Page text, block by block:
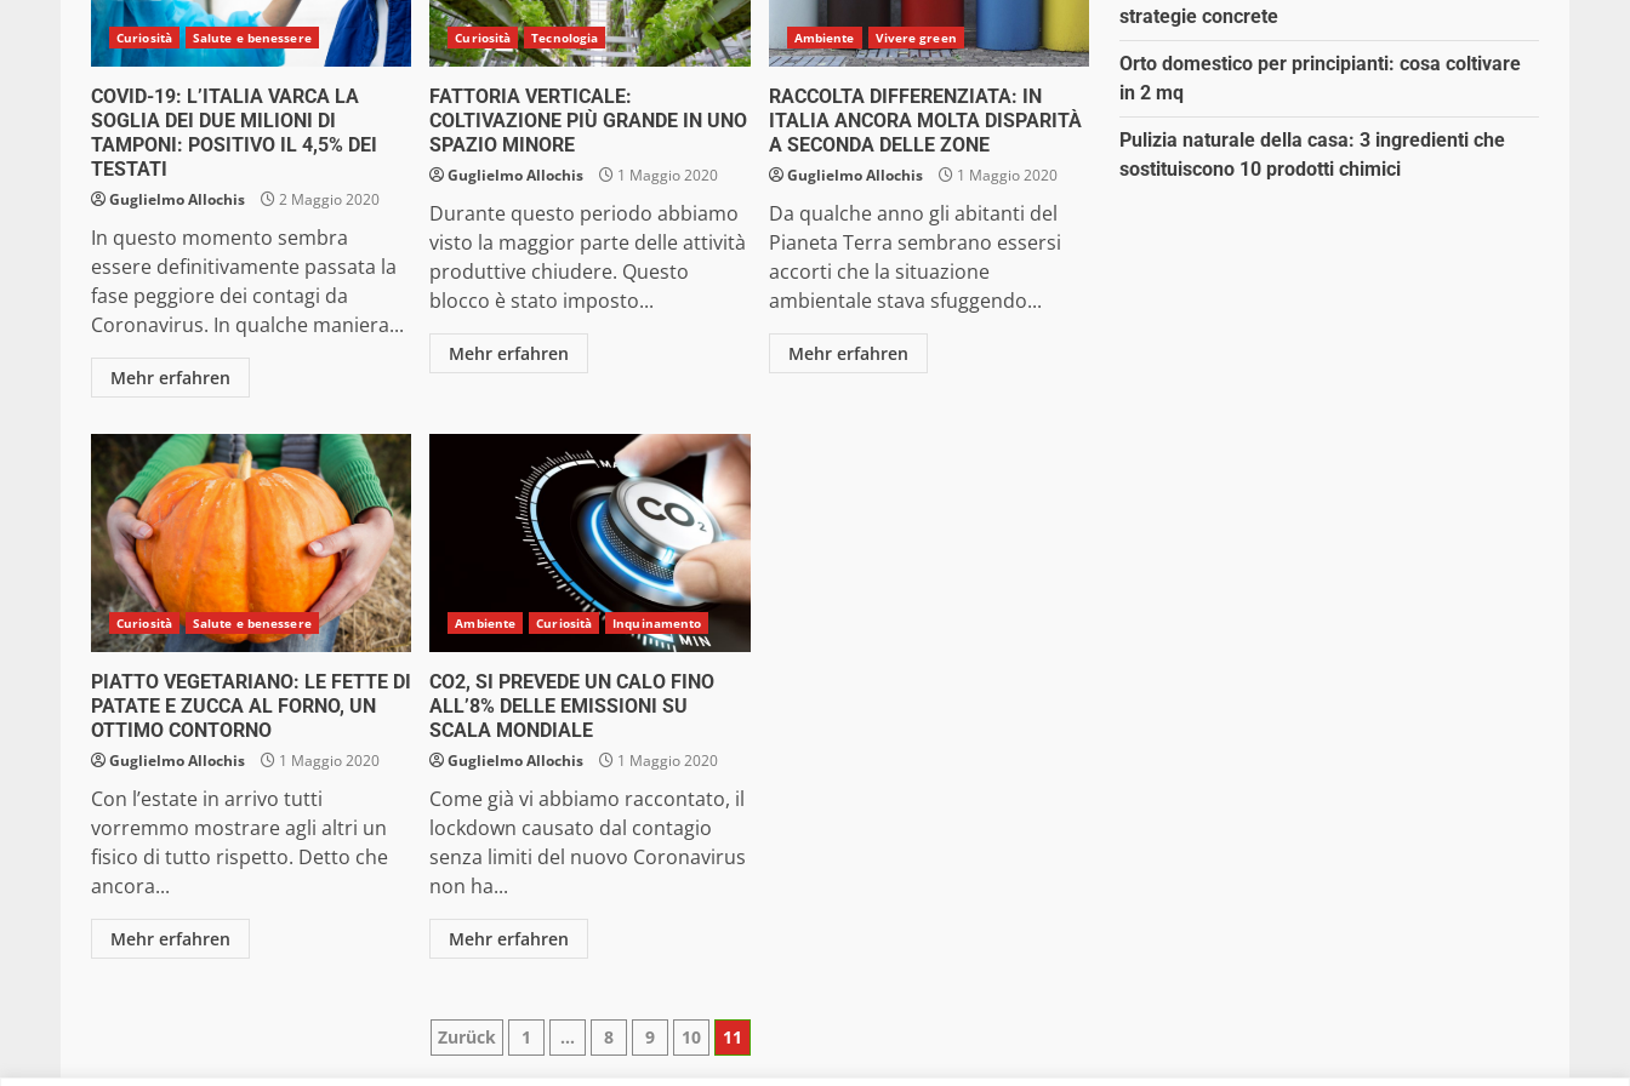
Curiosità Salute e benessere
COVID-19: L’ITALIA VARCA LA
SOGLIA DEI DUE MILIONI DI
TAMPONI: POSITIVO IL 4,5% DEI
TESTATI
Guglielmo Allochis 2 Maggio 2020
In questo momento sembra
essere definitivamente passata la
fase peggiore dei contagi da
Coronavirus. In qualche maniera...
Mehr erfahren
Curiosità Tecnologia
FATTORIA VERTICALE:
COLTIVAZIONE PIÙ GRANDE IN UNO
SPAZIO MINORE
Guglielmo Allochis 1 Maggio 2020
Durante questo periodo abbiamo
visto la maggior parte delle attività
produttive chiudere. Questo
blocco è stato imposto...
Mehr erfahren
Ambiente Vivere green
RACCOLTA DIFFERENZIATA: IN
ITALIA ANCORA MOLTA DISPARITÀ
A SECONDA DELLE ZONE
Guglielmo Allochis 1 Maggio 2020
Da qualche anno gli abitanti del
Pianeta Terra sembrano essersi
accorti che la situazione
ambientale stava sfuggendo...
Mehr erfahren
Curiosità Salute e benessere
PIATTO VEGETARIANO: LE FETTE DI
PATATE E ZUCCA AL FORNO, UN
OTTIMO CONTORNO
Guglielmo Allochis 1 Maggio 2020
Con l’estate in arrivo tutti
vorremmo mostrare agli altri un
fisico di tutto rispetto. Detto che
ancora...
Mehr erfahren
Ambiente Curiosità Inquinamento
CO2, SI PREVEDE UN CALO FINO
ALL’8% DELLE EMISSIONI SU
SCALA MONDIALE
Guglielmo Allochis 1 Maggio 2020
Come già vi abbiamo raccontato, il
lockdown causato dal contagio
senza limiti del nuovo Coronavirus
non ha...
Mehr erfahren
Paginazione
Zurück 1 … 8 9 10 11
strategie concrete
Orto domestico per principianti: cosa coltivare
in 2 mq
Pulizia naturale della casa: 3 ingredienti che
sostituiscono 10 prodotti chimici